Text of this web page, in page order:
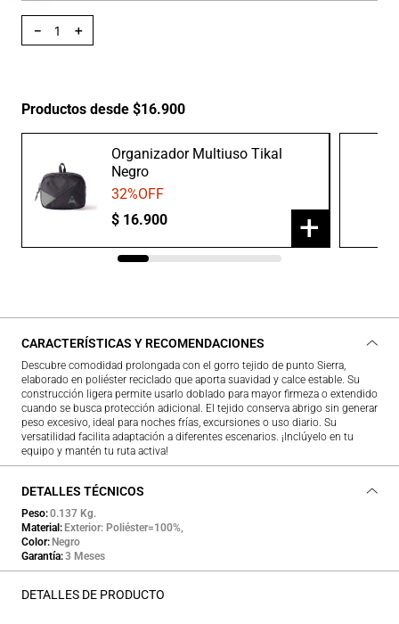
＋
－
Productos desde $16.900
Organizador Multiuso Tikal
Negro
32%OFF
$ 16.900 +
CARACTERÍSTICAS Y RECOMENDACIONES
Descubre comodidad prolongada con el gorro tejido de punto Sierra,
elaborado en poliéster reciclado que aporta suavidad y calce estable. Su
construcción ligera permite usarlo doblado para mayor firmeza o extendido
cuando se busca protección adicional. El tejido conserva abrigo sin generar
peso excesivo, ideal para noches frías, excursiones o uso diario. Su
versatilidad facilita adaptación a diferentes escenarios. ¡Inclúyelo en tu
equipo y mantén tu ruta activa!
DETALLES TÉCNICOS
Peso 0.137 Kg.
Material
Exterior: Poliéster=100%,
Color Negro
Garantía 3 Meses
DETALLES DE PRODUCTO